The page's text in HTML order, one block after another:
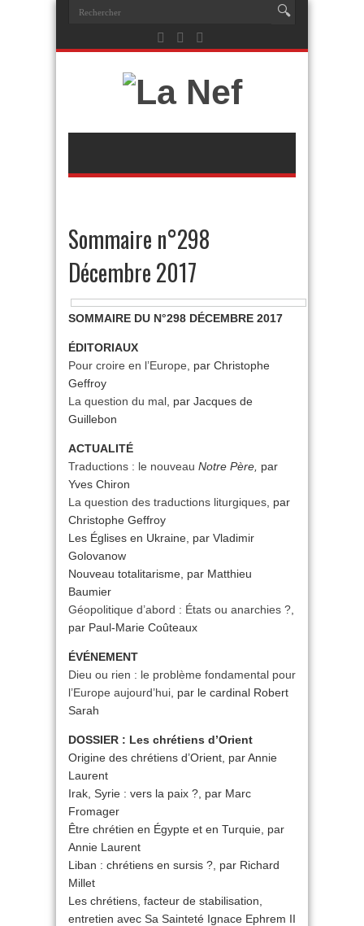
Sommaire n°298
Décembre 2017
SOMMAIRE DU N°298 DÉCEMBRE 2017
ÉDITORIAUX
Pour croire en l’Europe , par Christophe
Geffroy
La question du mal , par Jacques de
Guillebon
ACTUALITÉ
Traductions : le nouveau Notre Père, par
Yves Chiron
La question des traductions liturgiques , par
Christophe Geffroy
Les Églises en Ukraine, par Vladimir
Golovanow
Nouveau totalitarisme, par Matthieu
Baumier
Géopolitique d’abord : États ou anarchies ?
par Paul-Marie Coûteaux
ÉVÉNEMENT
Dieu ou rien : le problème fondamental pour
l’Europe aujourd’hui , par le cardinal Robert
Sarah
DOSSIER : Les chrétiens d’Orient
Origine des chrétiens d’Orient, par Annie
Laurent
Irak, Syrie : vers la paix ?, par Marc
Fromager
Être chrétien en Égypte et en Turquie, par
Annie Laurent
Liban : chrétiens en sursis ?, par Richard
Millet
Les chrétiens, facteur de stabilisation,
entretien avec Sa Sainteté Ignace Ephrem II